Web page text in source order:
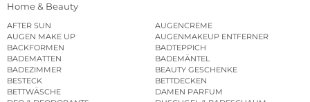
Home & Beauty
AFTER SUN
AUGENCREME
AUGEN MAKE UP
AUGENMAKEUP ENTFERNER
BACKFORMEN
BADTEPPICH
BADEMATTEN
BADEMÄNTEL
BADEZIMMER
BEAUTY GESCHENKE
BESTECK
BETTDECKEN
BETTWÄSCHE
DAMEN PARFUM